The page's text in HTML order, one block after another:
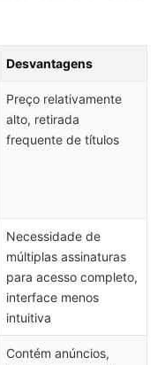
Desvantagens
Preço relativamente
alto, retirada
frequente de títulos
Necessidade de
múltiplas assinaturas
para acesso completo,
interface menos
intuitiva
Contém anúncios,